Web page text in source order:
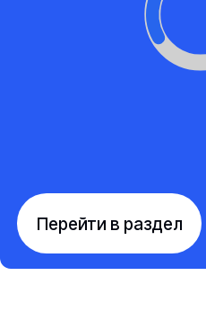
Перейти в раздел